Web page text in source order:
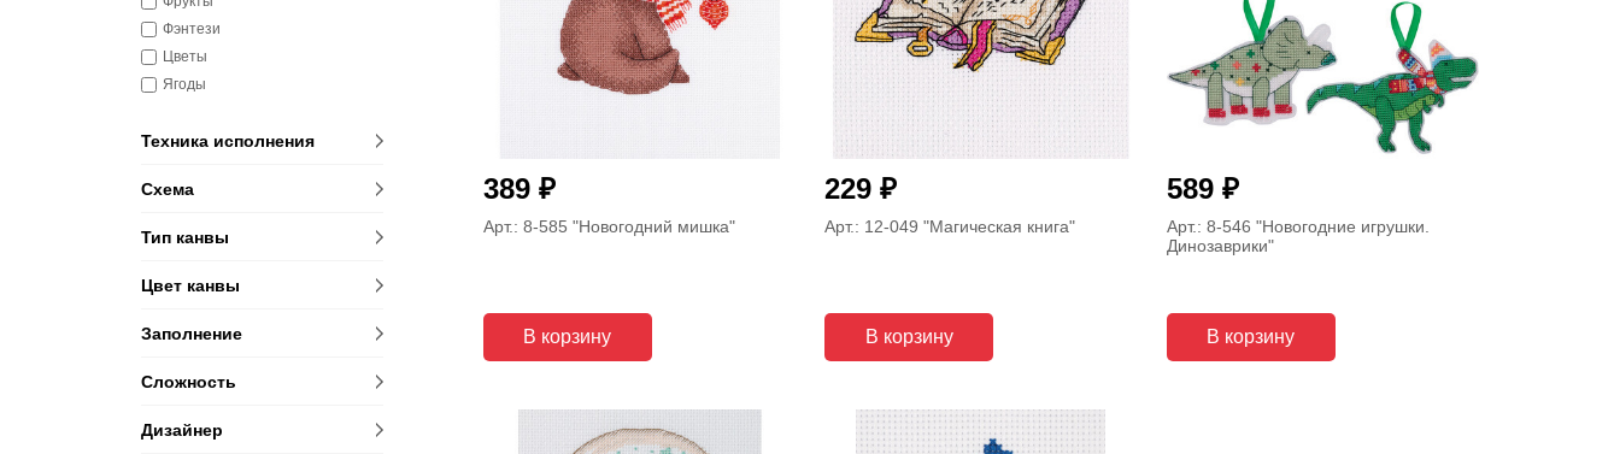
Фэнтези
Цветы
Ягоды
Техника исполнения
Схема
Тип канвы
Цвет канвы
Заполнение
Сложность
Дизайнер
389 ₽
Арт.: 8-585 "Новогодний мишка"
В корзину
229₽
Арт.: 12-049"Магическая книга"
В корзину
589 ₽
Арт.: 8-546 "Новогодние игрушки.
Динозаврики"
В корзину